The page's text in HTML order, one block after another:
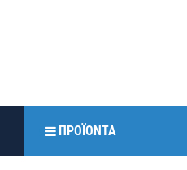
ΠΡΟΪΌΝΤΑ